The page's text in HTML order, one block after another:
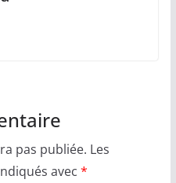
pas publiée. Les
avec *